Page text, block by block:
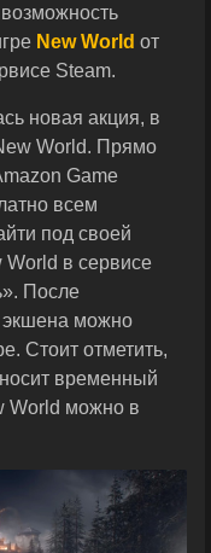
New World от
Steam.
новая акция, в
World. Прямо
Game
всем
под своей
World в сервисе
После
экшена можно
Стоит отметить,
временный
World можно в